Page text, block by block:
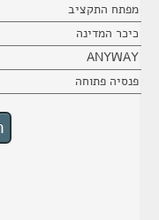
מפתח התקציב
כיכר המדינה
ANYWAY
פנסיה פתוחה